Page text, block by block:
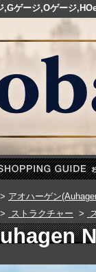
ゲージ,Oゲージ
> アオハーゲン
> ストラクチャー >